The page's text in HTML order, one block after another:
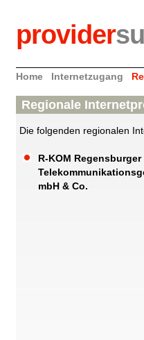
provider
Home Internetzugang
Regionale
Die folgenden regionalen
R-KOM Regensburger
mbH & Co.